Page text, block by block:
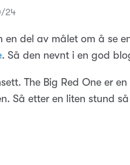
24
en del av målet om å se
. Så den nevnt i en god
The Big Red One er
Så etter en liten stund